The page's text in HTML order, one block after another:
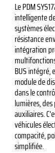
Le PDM
intelligente
systèmes
résistance
intégration
BUS intégré,
module de
dans le
lumières,
auxiliaires.
véhicules
compacité,
simplifiée.